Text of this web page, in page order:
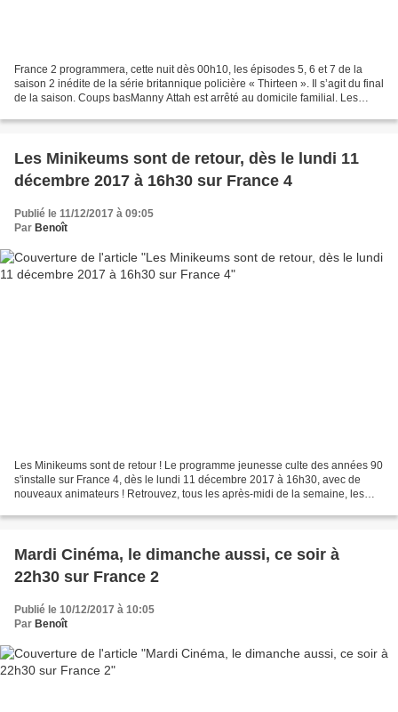
France 2 programmera, cette nuit dès 00h10, les épisodes 5, 6 et 7 de la
saison 2 inédite de la série britannique policière « Thirteen ». Il s’agit du final
de la saison. Coups basManny Attah est arrêté au domicile familial. Les
Les Minikeums sont de retour, dès le lundi 11
décembre 2017 à 16h30 sur France 4
Publié le 11/12/2017 à 09:05
Par Benoît
Les Minikeums sont de retour ! Le programme jeunesse culte des années 90
s'installe sur France 4, dès le lundi 11 décembre 2017 à 16h30, avec de
nouveaux animateurs ! Retrouvez, tous les après-midi de la semaine, les
Mardi Cinéma, le dimanche aussi, ce soir à
22h30 sur France 2
Publié le 10/12/2017 à 10:05
Par Benoît